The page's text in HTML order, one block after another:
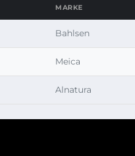
MARKE
Bahlsen
Meica
Alnatura